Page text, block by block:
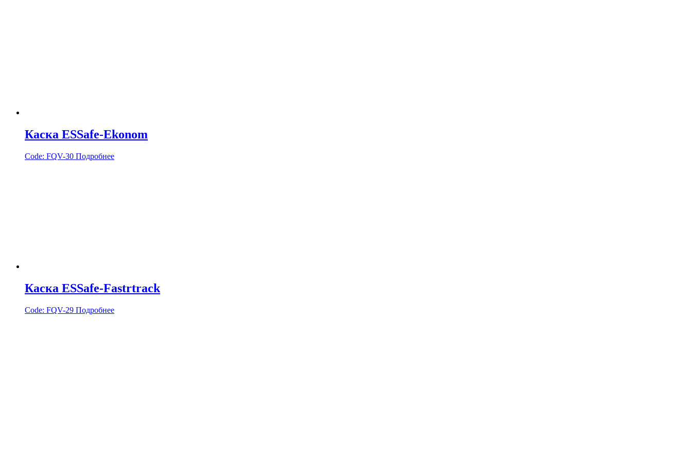
Каска ESSafe-Ekonom
Code: FQV-30 Подробнее
Каска ESSafe-Fastrtrack
Code: FQV-29 Подробнее